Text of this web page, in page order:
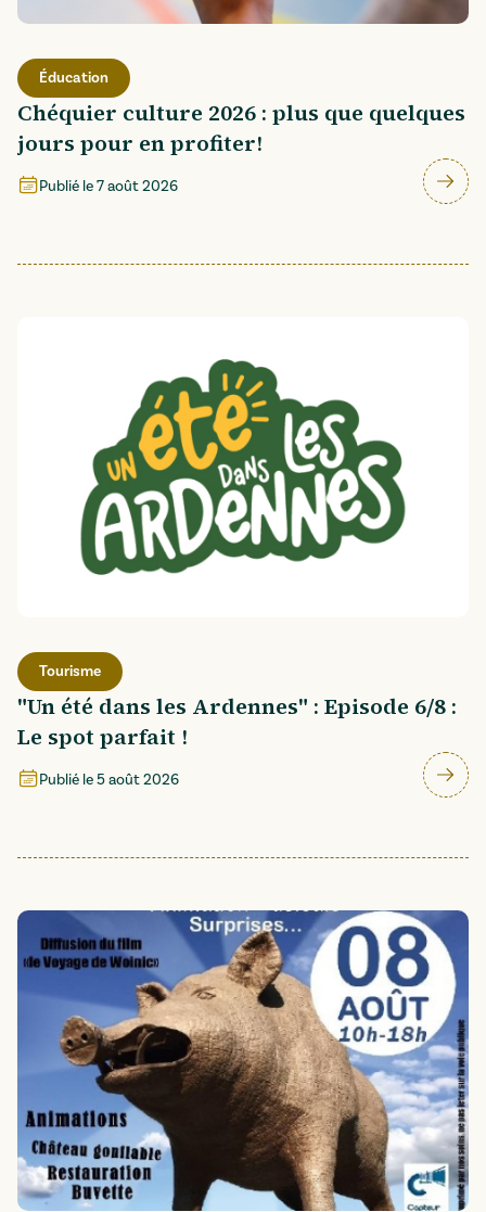
Éducation
Chéquier culture 2026 : plus que quelques
jours pour en profiter!
Publié le7 août 2026
Tourisme
"Un été dans les Ardennes" : Episode 6/8 :
Le spot parfait !
Publié le5 août 2026